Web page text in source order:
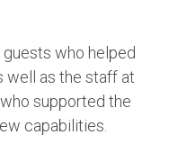
who helped
well as the staff at
supported the
capabilities.